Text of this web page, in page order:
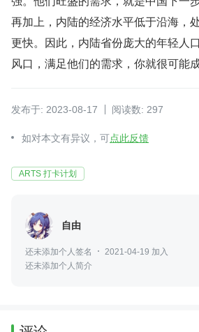
再加上，内陆的经济水平低于沿海，
更快。因此，内陆省份庞大的年轻人
风口，满足他们的需求，你就很可能成
发布于: 2023-08-17 阅读数: 297
如对本文有异议，可点此反馈
ARTS 打卡计划
自由
还未添加个人签名
2021-04-19 加入
还未添加个人简介